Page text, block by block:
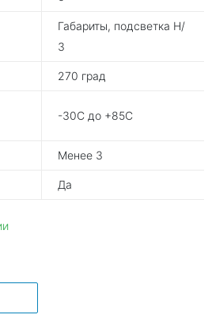
Габариты, подсветка Н/
З
270 град
-30С до +85С
Менее 3
Да